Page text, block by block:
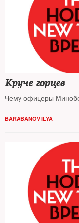
Круче горцев
Чему офицеры
BARABANOV ILYA